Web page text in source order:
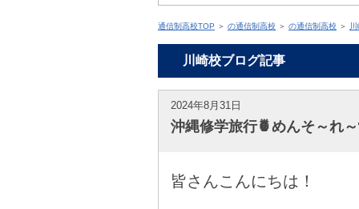
通信制高校TOP ＞ の通信制高校 ＞ の通信制高校 ＞
川崎校ブログ記事
2024年8月31日
沖縄修学旅行🍍めんそ～れ
皆さんこんにちは！